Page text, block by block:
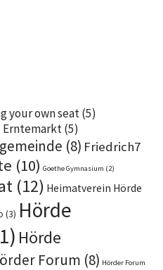
your own seat(5)
Erntemarkt(5)
(8) Friedrich7
(10) Goethe Gymnasium (2)
(12) Heimatverein Hörde
(3) Hörde
Hörde
Forum (8) Hörder Forum